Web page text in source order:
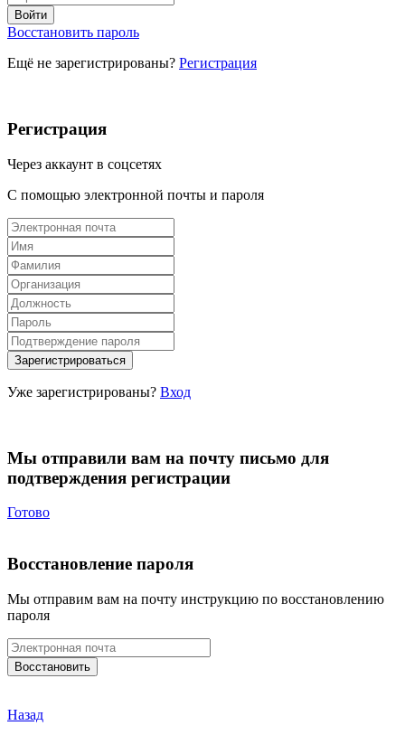
Восстановить пароль
Ещё не зарегистрированы? Регистрация
Регистрация
Через аккаунт в соцсетях
С помощью электронной почты и пароля
Уже зарегистрированы? Вход
Мы отправили вам на почту письмо для
подтверждения регистрации
Готово
Восстановление пароля
Мы отправим вам на почту инструкцию по восстановлению
пароля
Назад